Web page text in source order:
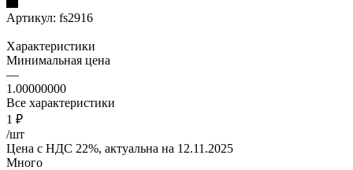
Артикул: fs2916
Характеристики
Минимальная цена
—
1.00000000
Все характеристики
1 ₽
/шт
Цена с НДС 22%, актуальна на 12.11.2025
Много